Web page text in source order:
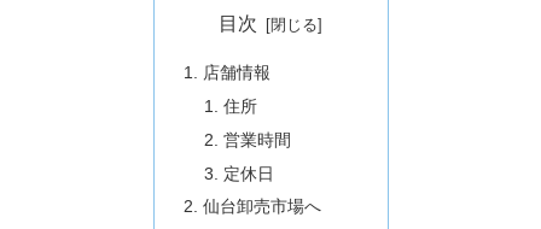
目次
店舗情報
住所
営業時間
定休日
仙台卸売市場へ